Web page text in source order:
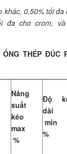
khác, 0,50% tối đa
đa cho crom,
THÉP ĐÚC
Năng
suất
kéo
max
%
Độ
dài
min
%